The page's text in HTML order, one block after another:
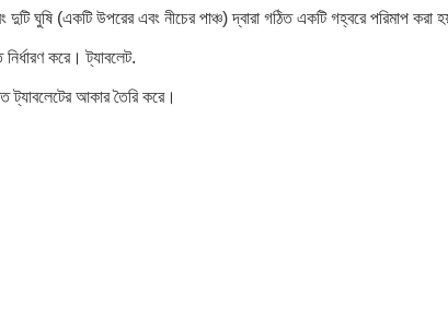
ঘুষি (একটি উপরের এবং নীচের পাঞ্চ) দ্বারা গঠিত একটি গহ্বরে পরিমাপ করা
করে।ট্যাবলেট.
ট্যাবলেটের আকার তৈরি করে।